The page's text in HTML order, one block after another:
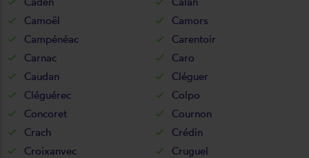
Camoël
Camors
Campénéac
Carentoir
Carnac
Caro
Caudan
Cléguer
Cléguérec
Colpo
Concoret
Cournon
Crach
Crédin
Croixanvec
Cruguel